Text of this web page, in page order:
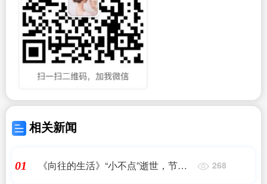
相关新闻
01
《向往的生活》“小不点”逝世，节目
268